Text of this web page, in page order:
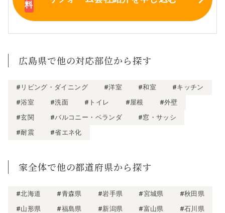
広島県で他の対応部位から探す
#リビング・ダイニング #洋室 #和室
#キッチン
#浴室
#洗面 #トイレ #屋根
#外壁
#玄関
#バルコニー・ベランダ
#窓・サッシ
#耐震
#省エネ化
家全体で他の都道府県から探す
#北海道 #青森県 #岩手県 #宮城県
#秋田県
#山形県
#福島県 #新潟県 #富山県
#石川県